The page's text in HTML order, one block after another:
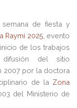
de fiesta y
Raymi 2025 , evento
de los trabajos
difusión del sitio
2007 por la doctora
de la Zona
del Ministerio de